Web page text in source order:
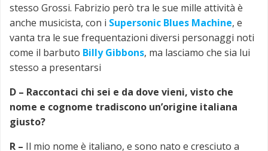
stesso Grossi. Fabrizio però tra le sue mille attività è
anche musicista, con i Supersonic Blues Machine, e
vanta tra le sue frequentazioni diversi personaggi noti
come il barbuto Billy Gibbons, ma lasciamo che sia lui
stesso a presentarsi
D – Raccontaci chi sei e da dove vieni, visto che
nome e cognome tradiscono un’origine italiana
giusto?
R – Il mio nome è italiano, e sono nato e cresciuto a